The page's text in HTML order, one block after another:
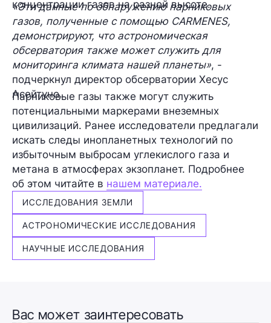
концентрации газов на разной высоте.
«Эти данные по обнаружению парниковых
газов, полученные с помощью CARMENES,
демонстрируют, что астрономическая
обсерватория также может служить для
мониторинга климата нашей планеты», -
подчеркнул директор обсерватории Хесус
Асейтуно.
Парниковые газы также могут служить
потенциальными маркерами внеземных
цивилизаций. Ранее исследователи предлагали
искать следы инопланетных технологий по
избыточным выбросам углекислого газа и
метана в атмосферах экзопланет. Подробнее
об этом читайте в нашем материале.
ИССЛЕДОВАНИЯ ЗЕМЛИ
АСТРОНОМИЧЕСКИЕ ИССЛЕДОВАНИЯ
НАУЧНЫЕ ИССЛЕДОВАНИЯ
Вас может заинтересовать